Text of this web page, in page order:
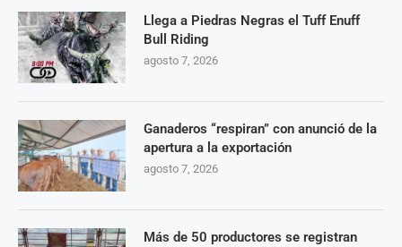
Llega a Piedras Negras el Tuff Enuff
Bull Riding
agosto 7, 2026
Ganaderos “respiran” con anunció de la
apertura a la exportación
agosto 7, 2026
Más de 50 productores se registran